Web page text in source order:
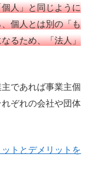
人」と同じように
個人とは別の「も
るため、「法人」
であれば事業主個
ぞれの会社や団体
トとデメリットを